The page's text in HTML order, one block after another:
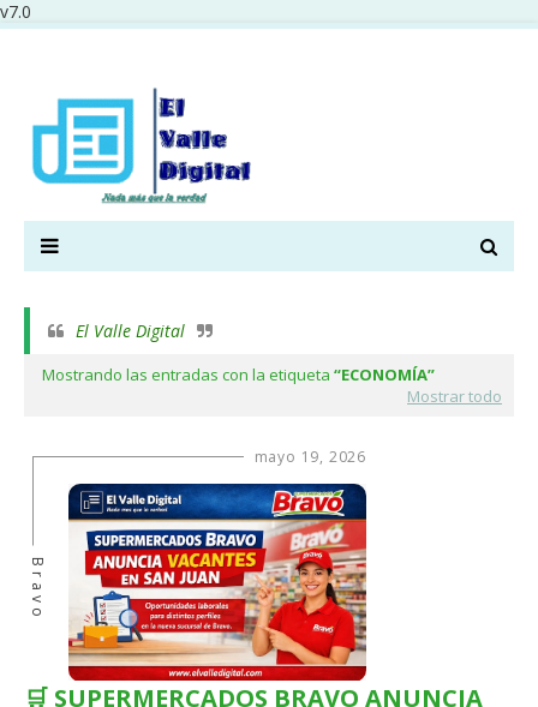
v7.0
El Valle Digital
Mostrando las entradas con la etiqueta
ECONOMÍA
Mostrar todo
mayo 19, 2026
Bravo
🛒 SUPERMERCADOS BRAVO ANUNCIA